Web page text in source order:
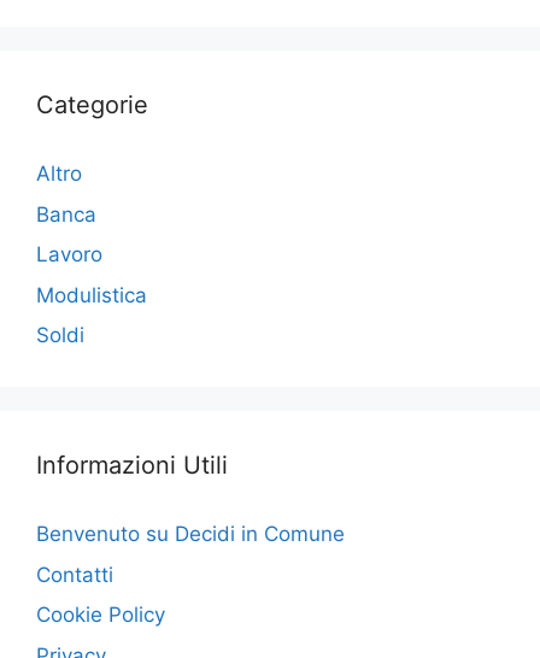
Categorie
Altro
Banca
Lavoro
Modulistica
Soldi
Informazioni Utili
Benvenuto su Decidi in Comune
Contatti
Cookie Policy